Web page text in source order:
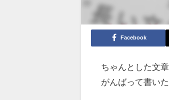
Facebook
ちゃんとした文
がんばって書い